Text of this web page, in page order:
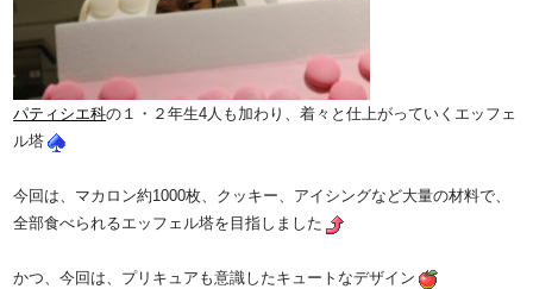
パティシエ科の１・２年生4人も加わり、着々と仕上がっていくエッフェ
ル塔
今回は、マカロン約1000枚、クッキー、アイシングなど大量の材料で、
全部食べられるエッフェル塔を目指しました
かつ、今回は、プリキュアも意識したキュートなデザイン